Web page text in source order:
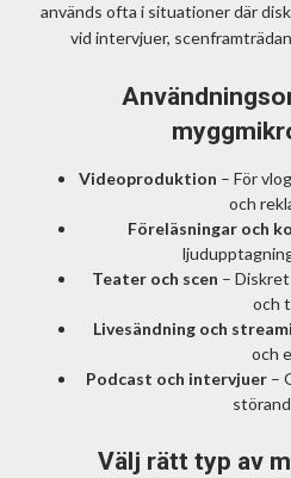
används ofta i situationer där
vid intervjuer,
Videoproduktion – För
och
Föreläsningar och
Teater och scen –
och
Livesändning och
och
Podcast och intervjuer –
Välj rätt typ av